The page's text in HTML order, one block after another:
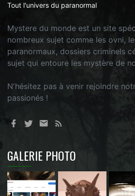
Tout l'univers du paranormal
Mystere du monde est un site
nombreux sujet comme les ovni,
paranormaux, dossiers criminels
sujet qui entoure les mystère de
N'hésitez pas à venir rejoindre
passionés !
GALERIE PHOTO